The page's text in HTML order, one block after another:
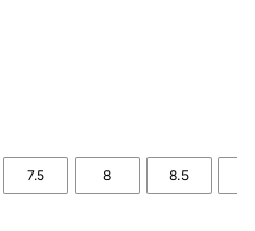
7.5 8 8.5